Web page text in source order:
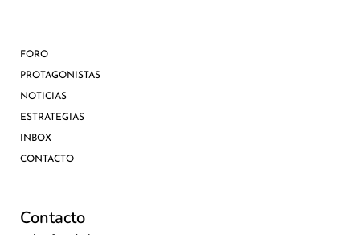
FORO
PROTAGONISTAS
NOTICIAS
ESTRATEGIAS
INBOX
CONTACTO
Contacto